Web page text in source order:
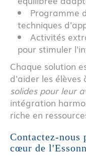
Programme
techniques
Activités
pour stimuler
Chaque solution
d'aider les élèves
solides pour leur
intégration
riche en
Contactez-nous
cœur de